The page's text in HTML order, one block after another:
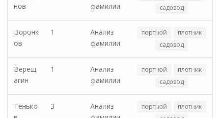
нов
фамилии
садовод
Воронк
ов
1
Анализ
фамилии
портной
плотник
садовод
Верещ
агин
1
Анализ
фамилии
портной
плотник
садовод
Тенько
3
Анализ
портной
плотник